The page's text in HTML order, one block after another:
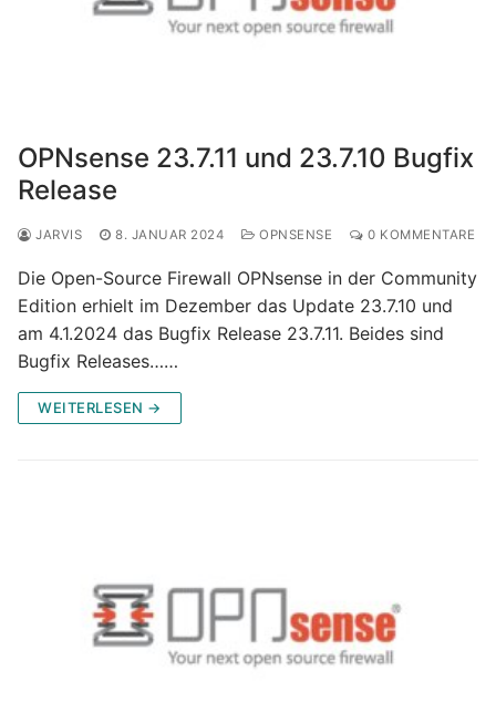
OPNsense 23.7.11 und 23.7.10 Bugfix
Release
JARVIS 8. JANUAR 2024 OPNSENSE 0 KOMMENTARE
Die Open-Source Firewall OPNsense in der Community
Edition erhielt im Dezember das Update 23.7.10 und
am 4.1.2024 das Bugfix Release 23.7.11. Beides sind
Bugfix Releases……
WEITERLESEN →